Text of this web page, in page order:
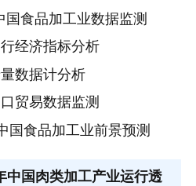
食品加工业数据监测
经济指标分析
数据计分析
贸易数据监测
食品加工业前景预测
国肉类加工产业运行透